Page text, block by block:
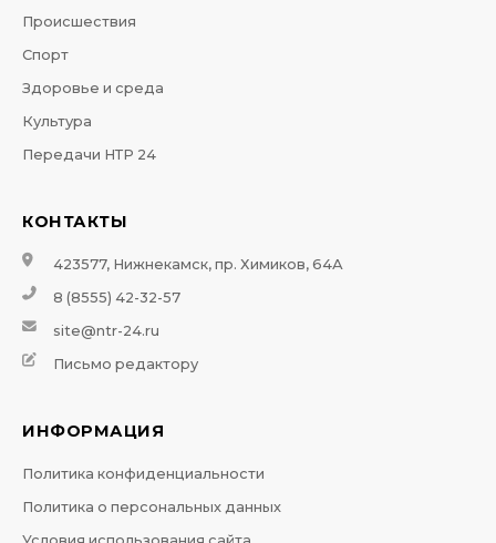
Происшествия
Спорт
Здоровье и среда
Культура
Передачи НТР 24
КОНТАКТЫ
423577, Нижнекамск, пр. Химиков, 64А
8 (8555) 42-32-57
site@ntr-24.ru
Письмо редактору
ИНФОРМАЦИЯ
Политика конфиденциальности
Политика о персональных данных